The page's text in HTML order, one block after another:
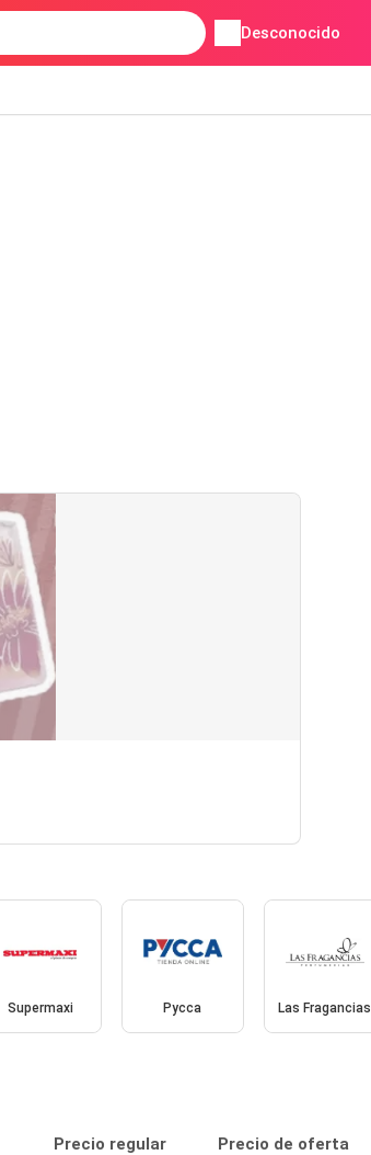
Desconocido
Supermaxi Pycca Las Fragancias
Precio regular Precio de oferta